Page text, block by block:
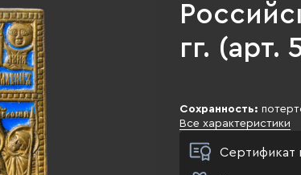
гг. (арт.
Сохранность:
Все характеристики
Сертификат